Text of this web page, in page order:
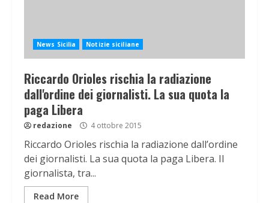
News Sicilia Notizie siciliane
Riccardo Orioles rischia la radiazione
dall'ordine dei giornalisti. La sua quota la
paga Libera
redazione 4 ottobre 2015
Riccardo Orioles rischia la radiazione dall’ordine
dei giornalisti. La sua quota la paga Libera. Il
giornalista, tra...
Read More